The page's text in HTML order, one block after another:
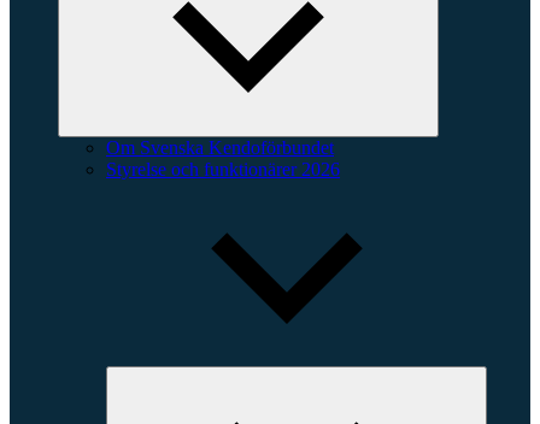
Om Svenska Kendoförbundet
Styrelse och funktionärer 2026